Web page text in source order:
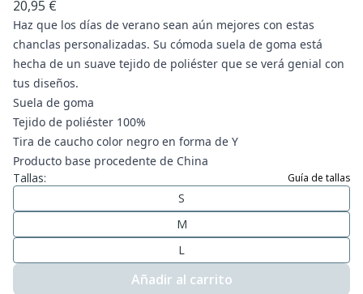
20,95 €
Haz que los días de verano sean aún mejores con estas
chanclas personalizadas. Su cómoda suela de goma está
hecha de un suave tejido de poliéster que se verá genial con
tus diseños.
Suela de goma
Tejido de poliéster 100%
Tira de caucho color negro en forma de Y
Producto base procedente de China
Tallas:
Guía de tallas
S
M
L
Añadir al carrito